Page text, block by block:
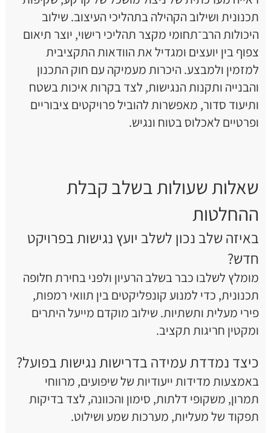
תכנונית ושילוב הקהילה בתהליכי העיצוב. שילוב
היכולות הרב־תחומי מקצר תהליכי רישוי, יוצר תיאום
צפוף בין יועצים ומגדיל את הוודאות התקציבית
למזמין ולמבצע. היכרות מעמיקה עם חוק התכנון
והבנייה ותקנות הנגישות, לצד בקרות איכות בשטח
ותיעוד סדור, מאפשרות להוביל פרויקטים ציבוריים
ופרטיים לאכלוס בטוח ונגיש.
שאלות שעולות בשלב קבלת
ההחלטות
באיזה שלב נכון לשלב יועץ נגישות בפרויקט
חדש?
מומלץ לשלבו כבר בשלב הרעיון ולפני בחירת חלופה
תכנונית, כדי למנוע קונפליקטים בין תוואי רמפות,
פירי מעלית ותשתיות. שילוב מוקדם מייעל היתרים
ומקטין חריגות תקציב.
כיצד נמדדת עמידה בדרישות נגישות בפועל?
באמצעות מדידות ייעודיות של שיפועים, מרווחי
תמרון, משקופי דלתות, סימון והכוונה, לצד בדיקות
תפקוד של מעליות, מערכות שמע ושילוט.